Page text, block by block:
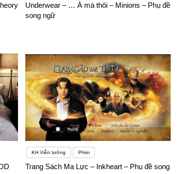
Underwear – … À mà thôi – Minions – Phụ đề
song ngữ
KH Viễn tưởng Phim
Trang Sách Ma Lực – Inkheart – Phụ đề song